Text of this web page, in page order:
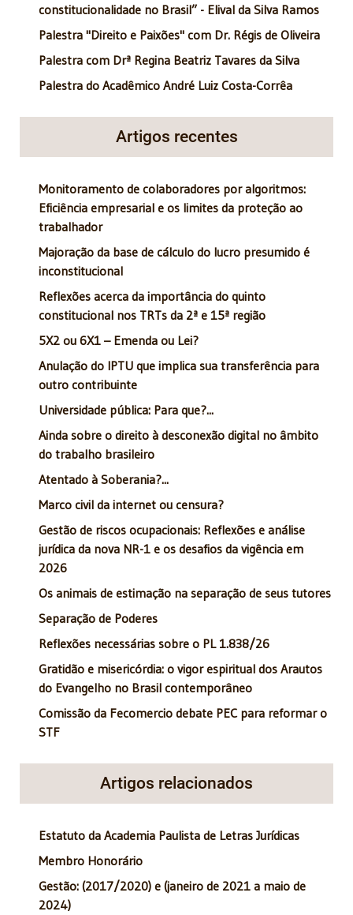
constitucionalidade no Brasil” - Elival da Silva Ramos
Palestra "Direito e Paixões" com Dr. Régis de Oliveira
Palestra com Drª Regina Beatriz Tavares da Silva
Palestra do Acadêmico André Luiz Costa-Corrêa
Artigos recentes
Monitoramento de colaboradores por algoritmos:
Eficiência empresarial e os limites da proteção ao
trabalhador
Majoração da base de cálculo do lucro presumido é
inconstitucional
Reflexões acerca da importância do quinto
constitucional nos TRTs da 2ª e 15ª região
5X2 ou 6X1 – Emenda ou Lei?
Anulação do IPTU que implica sua transferência para
outro contribuinte
Universidade pública: Para que?...
Ainda sobre o direito à desconexão digital no âmbito
do trabalho brasileiro
Atentado à Soberania?...
Marco civil da internet ou censura?
Gestão de riscos ocupacionais: Reflexões e análise
jurídica da nova NR-1 e os desafios da vigência em
2026
Os animais de estimação na separação de seus tutores
Separação de Poderes
Reflexões necessárias sobre o PL 1.838/26
Gratidão e misericórdia: o vigor espiritual dos Arautos
do Evangelho no Brasil contemporâneo
Comissão da Fecomercio debate PEC para reformar o
STF
Artigos relacionados
Estatuto da Academia Paulista de Letras Jurídicas
Membro Honorário
Gestão: (2017/2020) e (janeiro de 2021 a maio de
2024)